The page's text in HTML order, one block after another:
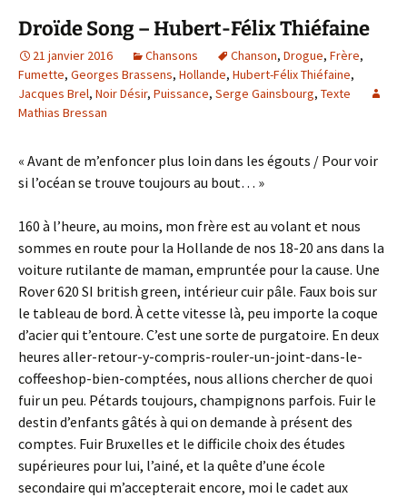
Droïde Song – Hubert-Félix Thiéfaine
21 janvier 2016 Chansons Chanson, Drogue, Frère,
Fumette, Georges Brassens, Hollande, Hubert-Félix Thiéfaine,
Jacques Brel, Noir Désir, Puissance, Serge Gainsbourg, Texte
Mathias Bressan
« Avant de m’enfoncer plus loin dans les égouts / Pour voir
si l’océan se trouve toujours au bout… »
160 à l’heure, au moins, mon frère est au volant et nous
sommes en route pour la Hollande de nos 18-20 ans dans la
voiture rutilante de maman, empruntée pour la cause. Une
Rover 620 SI british green, intérieur cuir pâle. Faux bois sur
le tableau de bord. À cette vitesse là, peu importe la coque
d’acier qui t’entoure. C’est une sorte de purgatoire. En deux
heures aller-retour-y-compris-rouler-un-joint-dans-le-
coffeeshop-bien-comptées, nous allions chercher de quoi
fuir un peu. Pétards toujours, champignons parfois. Fuir le
destin d’enfants gâtés à qui on demande à présent des
comptes. Fuir Bruxelles et le difficile choix des études
supérieures pour lui, l’ainé, et la quête d’une école
secondaire qui m’accepterait encore, moi le cadet aux